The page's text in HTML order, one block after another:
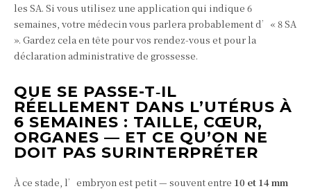
les SA. Si vous utilisez une application qui indique 6
semaines, votre médecin vous parlera probablement d’« 8 SA
». Gardez cela en tête pour vos rendez-vous et pour la
déclaration administrative de grossesse.
QUE SE PASSE-T‑IL
RÉELLEMENT DANS L’UTÉRUS À
6 SEMAINES : TAILLE, CŒUR,
ORGANES — ET CE QU’ON NE
DOIT PAS SURINTERPRÉTER
À ce stade, l’embryon est petit — souvent entre 10 et 14 mm